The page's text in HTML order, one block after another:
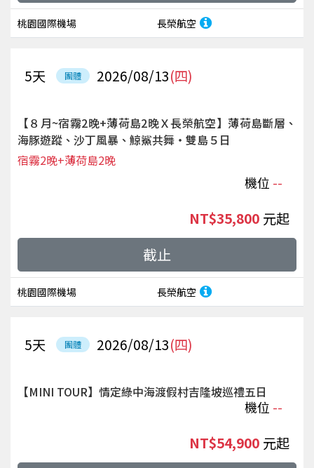
桃園國際機場 長榮航空
團體 2026/08/13(四)
5天
【８月~宿霧2晚+薄荷島2晚Ｘ長榮航空】薄荷島斷層、
海豚遊蹤、沙丁風暴、鯨鯊共舞‧雙島５日
機位 --
宿霧2晚+薄荷島2晚
桃園國際機場 長榮航空
NT$35,800 起
截止
團體 2026/08/13(四)
5天
【MINI TOUR】情定綠中海渡假村吉隆坡巡禮五日
機位 --
NT$54,900 起